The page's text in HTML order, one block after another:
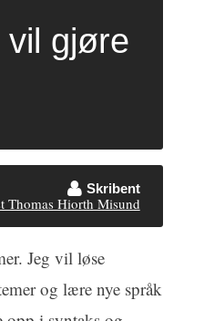
vil gjøre
Skribent
Thomas Hiorth Misund
Jeg vil løse
og lære nye språk